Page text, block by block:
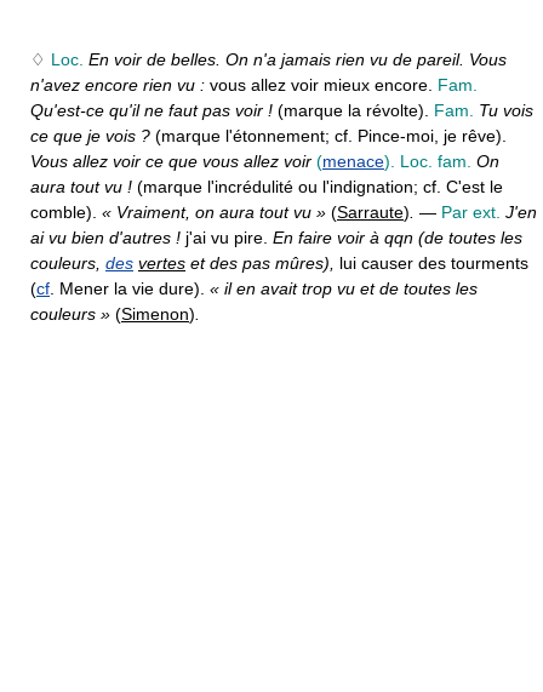
♢ Loc. En voir de belles. On n'a jamais rien vu de pareil. Vous
n'avez encore rien vu : vous allez voir mieux encore. Fam.
Qu'est-ce qu'il ne faut pas voir ! (marque la révolte). Fam.
Tu vois
ce que je vois ? (marque l'étonnement; cf. Pince-moi, je rêve).
Vous allez voir ce que vous allez voir (menace). Loc. fam. On
aura tout vu ! (marque l'incrédulité ou l'indignation; cf. C'est le
comble). « Vraiment, on aura tout vu » (Sarraute) — Par ext. J'en
ai vu bien d'autres ! j'ai vu pire. En faire voir à qqn (de toutes les
couleurs, des vertes et des pas mûres), lui causer des tourments
(cf . Mener la vie dure). « il en avait trop vu et de toutes les
couleurs » (Simenon)